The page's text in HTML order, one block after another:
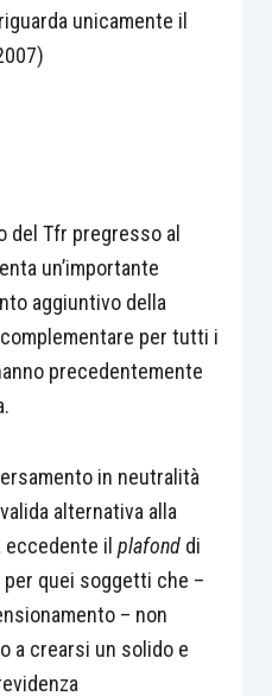
unicamente il
del Tfr pregresso al
un’importante
aggiuntivo della
per tutti i
precedentemente
in neutralità
alternativa alla
il plafonddi
quei soggetti che –
– non
a crearsi un solido e